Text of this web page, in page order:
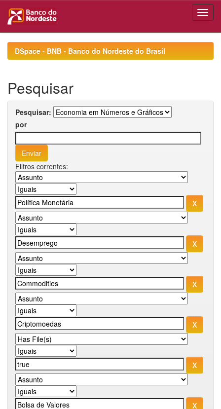
navigationDSpace - BNB - Banco do Nordeste do Brasil
Pesquisar
Pesquisar:
por
Filtros correntes: